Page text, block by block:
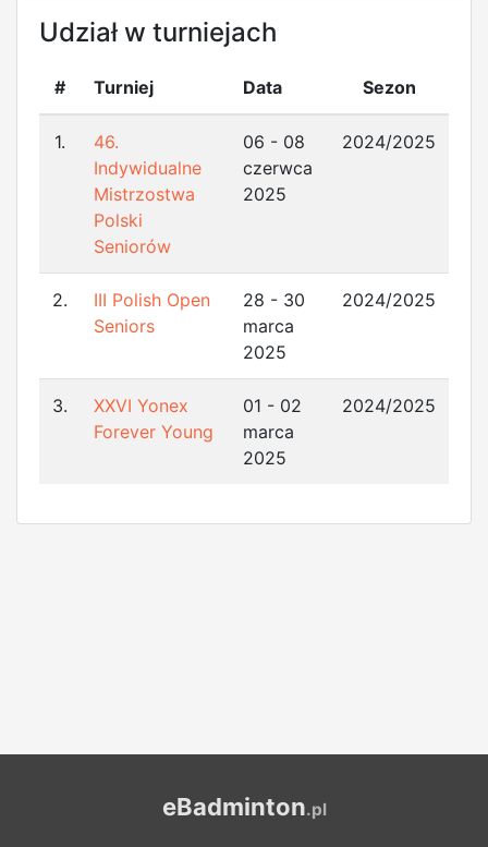
Udział w turniejach
# Turniej Data Sezon
1.
46.
Indywidualne
Mistrzostwa
Polski
Seniorów
06 - 08
czerwca
2025
2024/2025
2.
III Polish Open
Seniors
28 - 30
marca
2025
2024/2025
3.
XXVI Yonex
Forever Young
01 - 02
marca
2025
2024/2025
eBadminton.pl